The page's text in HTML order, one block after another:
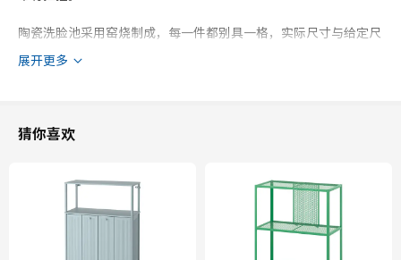
陶瓷洗脸池采用窑烧制成，每一件都别具一格，实际尺寸与给定尺
寸可能略有偏差。
商品尺寸和包装信息
展开更多
猜你喜欢